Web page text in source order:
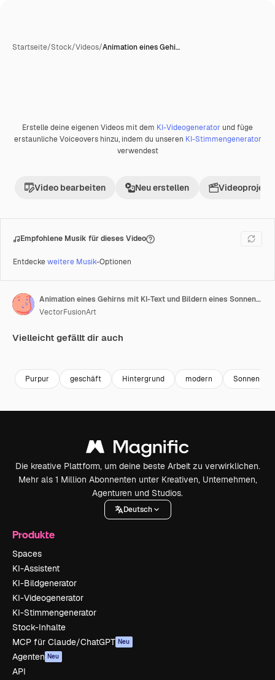
Startseite/Stock/Videos/Animation eines Gehi…
PremiumKI-generiert
Erstelle deine eigenen Videos mit dem KI-Videogenerator und füge
erstaunliche Voiceovers hinzu, indem du unseren KI-Stimmengenerator
verwendest
Video bearbeiten Neu erstellen Videoprojekt
Empfohlene Musik für dieses Video
Entdeckeweitere Musik-Optionen
Animation eines Gehirns mit KI-Text und Bildern eines Sonnenuntergangs auf lila Hintergrund
VectorFusionArt
Vielleicht gefällt dir auch
Purpur geschäft Hintergrund modern
Die kreative Plattform, um deine beste Arbeit zu verwirklichen.
Mehr als 1 Million Abonnenten unter Kreativen, Unternehmen,
Agenturen und Studios.
Deutsch
Produkte
Spaces
KI-Assistent
KI-Bildgenerator
KI-Videogenerator
KI-Stimmengenerator
Stock-Inhalte
MCP für Claude/ChatGPT Neu
Agenten Neu
API